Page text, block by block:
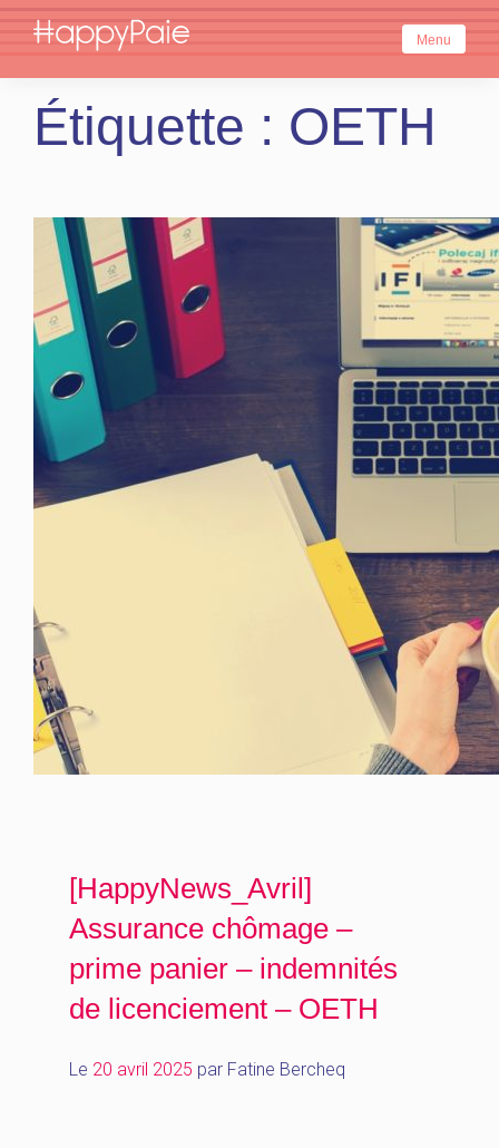
Menu
Étiquette : OETH
[HappyNews_Avril]
Assurance chômage –
prime panier – indemnités
de licenciement – OETH
Le 20 avril 2025 par Fatine Bercheq